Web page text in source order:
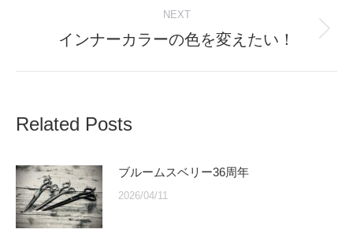
NEXT
Next
インナーカラーの色を変えたい！
Related Posts
ブルームスベリー36周年
2026/04/11